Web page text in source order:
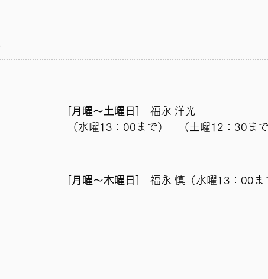
月曜～土曜日
] 福永 洋光
（水曜13：00まで） （土曜12：30ま
月曜～木曜日 ] 福永 慎（水曜13：00